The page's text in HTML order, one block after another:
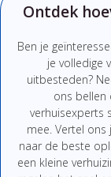
Ontdek
Ben je
je volledige
uitbesteden?
ons bellen
verhuisexperts
mee. Vertel ons
naar de beste
een kleine